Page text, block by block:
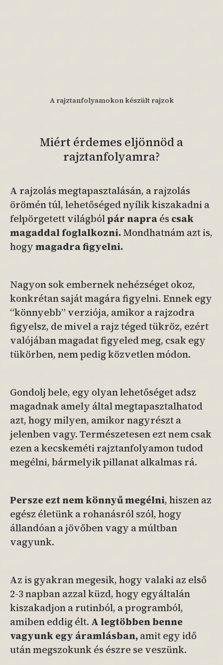
A rajztanfolyamokon készült rajzok
Miért érdemes eljönnöd a
rajztanfolyamra?
A rajzolás megtapasztalásán, a rajzolás
örömén túl, lehetőséged nyílik kiszakadni a
felpörgetett világbólpár napraéscsak
magaddal foglalkozni.Mondhatnám azt is,
hogymagadra figyelni.
Nagyon sok embernek nehézséget okoz,
konkrétan saját magára figyelni. Ennek egy
“könnyebb” verziója, amikor a rajzodra
figyelsz, de mivel a rajz téged tükröz, ezért
valójában magadat figyeled meg, csak egy
tükörben, nem pedig közvetlen módon.
Gondolj bele, egy olyan lehetőséget adsz
magadnak amely által megtapasztalhatod
azt, hogy milyen, amikor nagyrészt a
jelenben vagy. Természetesen ezt nem csak
ezen a kecskeméti rajztanfolyamon tudod
megélni, bármelyik pillanat alkalmas rá.
Persze ezt nem könnyű megélni, hiszen az
egész életünk a rohanásról szól, hogy
állandóan a jövőben vagy a múltban
vagyunk.
Az is gyakran megesik, hogy valaki az első
2-3 napban azzal küzd, hogy egyáltalán
kiszakadjon a rutinból, a programból,
amiben eddig élt. A legtöbben benne
vagyunk egy áramlásban,amit egy idő
után megszokunk és észre se veszünk.